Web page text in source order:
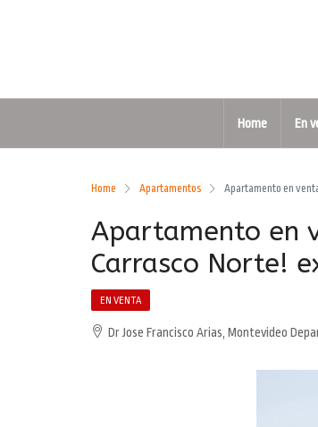
Home En
Home Apartamentos Apartamento en
Apartamento en
Carrasco Norte!
EN VENTA
Dr Jose Francisco Arias, Montevideo